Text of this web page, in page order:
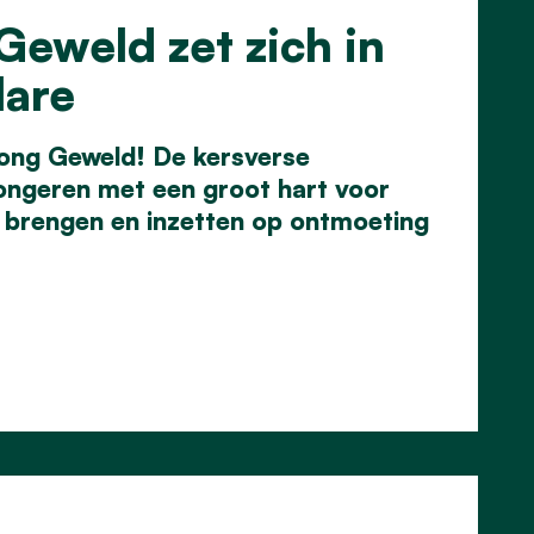
zet zich in
Geweld! De kersverse
met een groot hart voor
en inzetten op ontmoeting